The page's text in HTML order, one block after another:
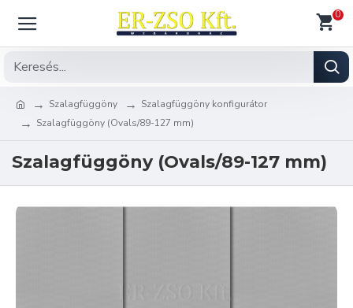
0
Szalagfüggöny
Szalagfüggöny konfigurátor
Szalagfüggöny (Ovals/89-127 mm)
Szalagfüggöny (Ovals/89-127 mm)